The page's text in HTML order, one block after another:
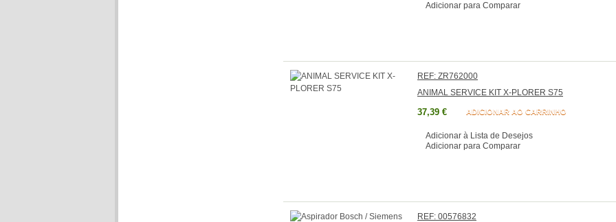
Adicionar para Comparar
REF: ZR762000
ANIMAL SERVICE KIT X-PLORER S75
37,39 € ADICIONAR AO CARRINHO
Adicionar à Lista de Desejos
Adicionar para Comparar
REF: 00576832